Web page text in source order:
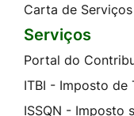
Carta de Serviços
Serviços
Portal do
ITBI - Imposto de
ISSQN - Imposto